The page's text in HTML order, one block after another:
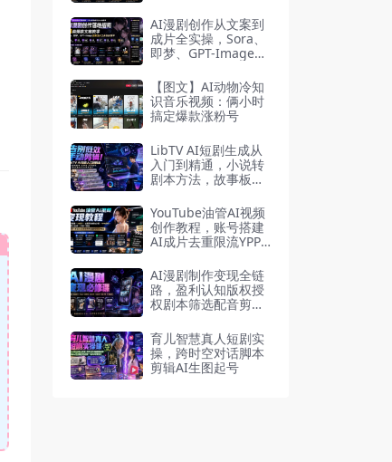
+站位控制，从脚本
到成片交付全流程
AI漫剧创作从文案到
成片全实操，Sora、
即梦、GPT-Image全
【图文】AI动物冷知
识音乐视频：俩小时
搞定爆款涨粉号
LibTV AI短剧生成从
入门到精通，小说转
剧本方法，故事板打
幻短剧制作
YouTube油管AI视频
创作教程，账号搭建
AI成片去重限流YPP
AI漫剧制作变现全链
路，盈利认知版权授
权剧本筛选配音剪辑
育儿智慧真人短剧实
操，跨时空对话脚本
剪辑AI生图起号